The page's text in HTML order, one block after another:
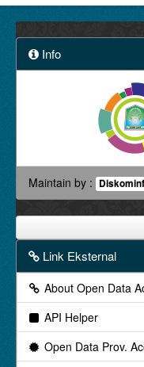
Info
Maintain by :
Link Eksternal
About Open Data
API Helper
Open Data Prov.